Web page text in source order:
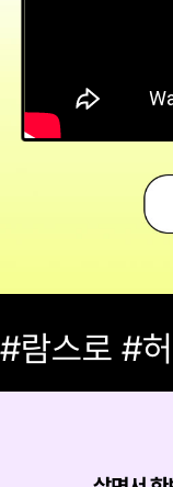
#람스로 #